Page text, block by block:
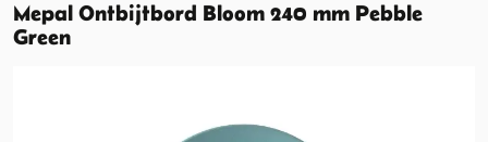
Mepal Ontbijtbord Bloom 240 mm Pebble
Green